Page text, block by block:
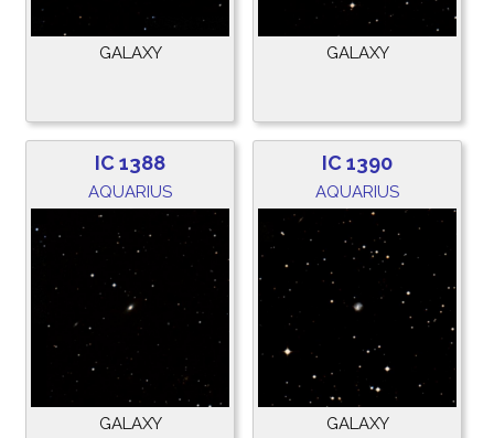
GALAXY GALAXY
IC 1388
AQUARIUS
GALAXY
IC 1390
AQUARIUS
GALAXY